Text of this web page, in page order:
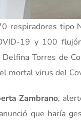
respiradores tipo
19 y 100
Torres de
mortal virus del
Zambrano,
que haría